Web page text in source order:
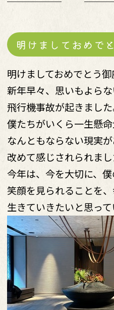
明けましておめで
明けましておめでとう御
新年早々、思いもよら
飛行機事故が起きました
僕たちがいくら一生懸命
なんともならない現実が
改めて感じされられまし
今年は、今を大切に、
笑顔を見られることを
生きていきたいと思って